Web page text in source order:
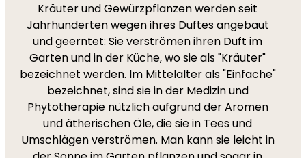
Kräuter und Gewürzpflanzen werden seit
Jahrhunderten wegen ihres Duftes angebaut
und geerntet: Sie verströmen ihren Duft im
Garten und in der Küche, wo sie als "Kräuter"
bezeichnet werden. Im Mittelalter als "Einfache"
bezeichnet, sind sie in der Medizin und
Phytotherapie nützlich aufgrund der Aromen
und ätherischen Öle, die sie in Tees und
Umschlägen verströmen. Man kann sie leicht in